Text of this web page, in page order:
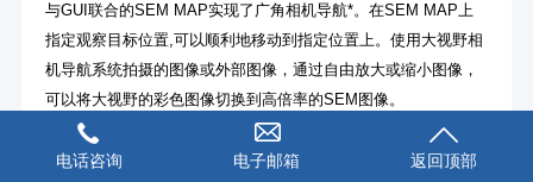
与GUI联合的SEM MAP实现了广角相机导航*。在SEM MAP上
指定观察目标位置,可以顺利地移动到指定位置上。使用大视野相
机导航系统拍摄的图像或外部图像，通过自由放大或缩小图像，
可以将大视野的彩色图像切换到高倍率的SEM图像。
电话咨询 电子邮箱 返回顶部